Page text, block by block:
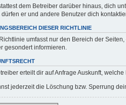
dem Betreiber darüber hinaus, dich
er und andere Benutzer dich
DIESER RICHTLINIE
umfasst nur den Bereich der
gesondert informieren.
erteilt dir auf Anfrage Auskunft,
jederzeit die Löschung bzw. Sperrung